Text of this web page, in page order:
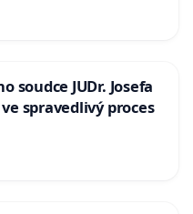
soudce JUDr. Josefa
spravedlivý proces